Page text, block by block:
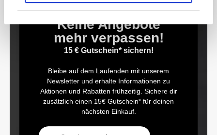
Keine Angebote
mehr verpassen!
15 € Gutschein* sichern!
Bleibe auf dem Laufenden mit unserem
Newsletter und erhalte Informationen zu
Aktionen und Rabatten frühzeitig. Sichere dir
zusätzlich einen 15€ Gutschein* für deinen
nächsten Einkauf.
E-